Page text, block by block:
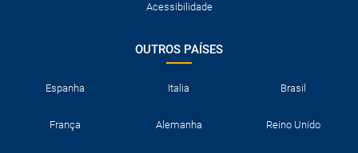
Acessibilidade
OUTROS PAÍSES
Espanha Italia Brasil
França Alemanha Reino Unido